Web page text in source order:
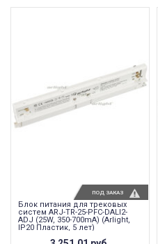
Блок питания для трековых
систем ARJ-TR-25-PFC-DALI2-
ADJ (25W, 350-700mA) (Arlight,
IP20 Пластик, 5 лет)
ПОД ЗАКАЗ